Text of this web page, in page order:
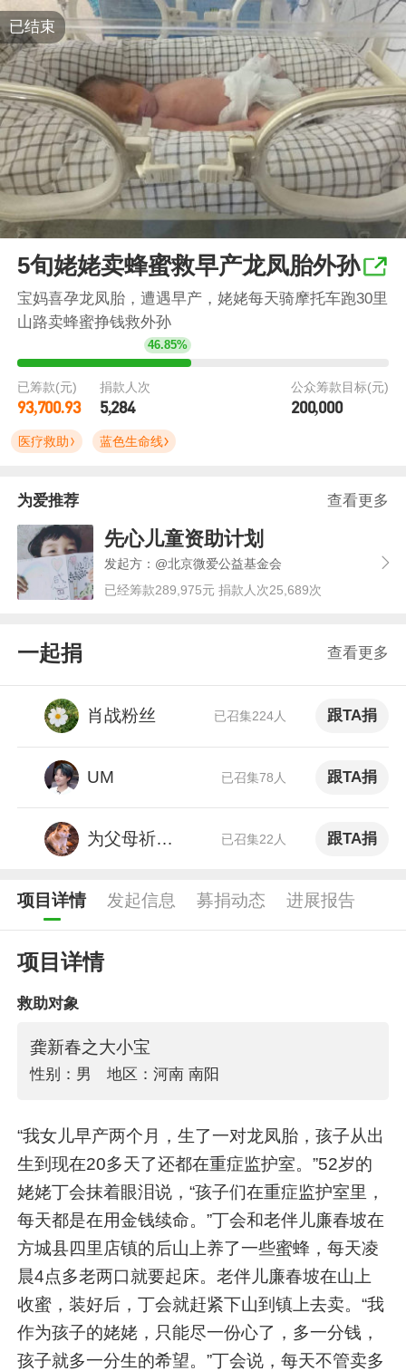
已结束
5旬姥姥卖蜂蜜救早产龙凤胎外孙
宝妈喜孕龙凤胎，遭遇早产，姥姥每天骑摩托车跑30里
山路卖蜂蜜挣钱救外孙
46.85%
已筹款(元)
93,700.93
捐款人次
5,284
公众筹款目标(元)
200,000
医疗救助 蓝色生命线
查看更多
为爱推荐
先心儿童资助计划
发起方：@北京微爱公益基金会
已经筹款289,975元 捐款人次25,689次
查看更多
一起捐
肖战粉丝 已召集224人 跟TA捐
UM 已召集78人 跟TA捐
为父母祈福，父母的粉 已召集22人 跟TA捐
项目详情 发起信息 募捐动态 进展报告
项目详情
救助对象
龚新春之大小宝
性别：男 地区：河南 南阳
“我女儿早产两个月，生了一对龙凤胎，孩子从出
生到现在20多天了还都在重症监护室。”52岁的
姥姥丁会抹着眼泪说，“孩子们在重症监护室里，
每天都是在用金钱续命。”丁会和老伴儿廉春坡在
方城县四里店镇的后山上养了一些蜜蜂，每天凌
晨4点多老两口就要起床。老伴儿廉春坡在山上
收蜜，装好后，丁会就赶紧下山到镇上去卖。“我
作为孩子的姥姥，只能尽一份心了，多一分钱，
孩子就多一分生的希望。”丁会说，每天不管卖多